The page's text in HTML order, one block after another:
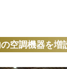
空調機器を増